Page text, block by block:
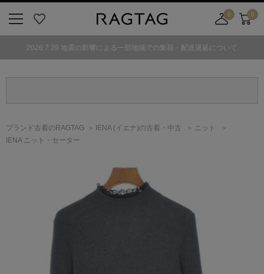
気
0
舗
カ
ト
0
2026.7.29 地震の影響による一部地域での集荷・配送遅延について
ブランド古着のRAGTAG IENA (イエナ)の古着・中古
ニット
IENA ニット・セーター